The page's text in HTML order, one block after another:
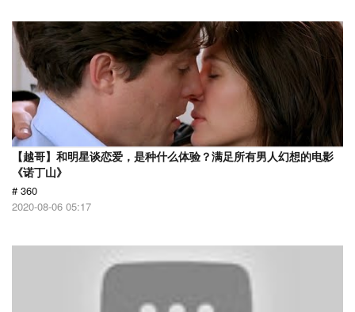
【越哥】和明星谈恋爱，是种什么体验？满足所有男人幻想的电影
《诺丁山》
# 360
2020-08-06 05:17